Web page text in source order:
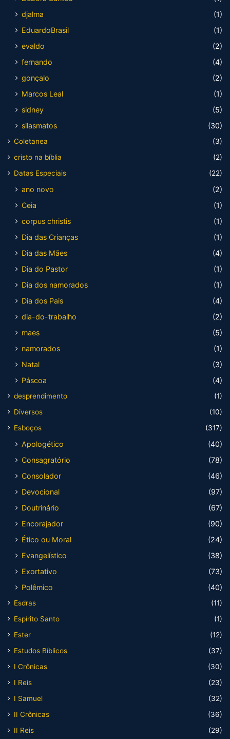
djalma
(1)
EduardoBrasil
(1)
evaldo
(2)
fernando
(4)
gonçalo
(2)
Marcos Leal
(1)
sidney
(5)
silasmatos
(30)
Coletanea
(3)
cristo na bíblia
(2)
Datas Especiais
(22)
ano novo
(2)
Ceia
(1)
corpus christis
(1)
Dia das Crianças
(1)
Dia das Mães
(4)
Dia do Pastor
(1)
Dia dos namorados
(1)
Dia dos Pais
(4)
dia-do-trabalho
(2)
maes
(5)
namorados
(1)
Natal
(3)
Páscoa
(4)
desprendimento
(1)
Diversos
(10)
Esboços
(317)
Apologético
(40)
Consagratório
(78)
Consolador
(46)
Devocional
(97)
Doutrinário
(67)
Encorajador
(90)
Ético ou Moral
(24)
Evangelístico
(38)
Exortativo
(73)
Polêmico
(40)
Esdras
(11)
Espírito Santo
(1)
Ester
(12)
Estudos Bíblicos
(37)
I Crônicas
(30)
I Reis
(23)
I Samuel
(32)
II Crônicas
(36)
II Reis
(29)